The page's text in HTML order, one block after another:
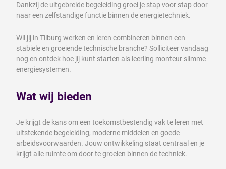
Dankzij de uitgebreide begeleiding groei je stap voor stap door
naar een zelfstandige functie binnen de energietechniek.
Wil jij in Tilburg werken en leren combineren binnen een
stabiele en groeiende technische branche? Solliciteer vandaag
nog en ontdek hoe jij kunt starten als leerling monteur slimme
energiesystemen.
Wat wij bieden
Je krijgt de kans om een toekomstbestendig vak te leren met
uitstekende begeleiding, moderne middelen en goede
arbeidsvoorwaarden. Jouw ontwikkeling staat centraal en je
krijgt alle ruimte om door te groeien binnen de techniek.